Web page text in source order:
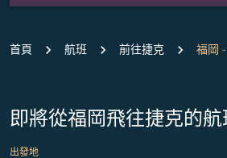
首頁 航班 前往捷克 福岡
即將從福岡飛往捷克的
出發地